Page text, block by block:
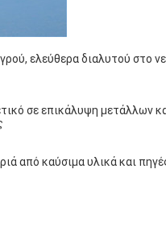
ελεύθερα διαλυτού στο
σε επικάλυψη μετάλλων
από καύσιμα υλικά και